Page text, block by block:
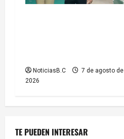
NoticiasB.C
7 de agosto de
2026
TE PUEDEN INTERESAR